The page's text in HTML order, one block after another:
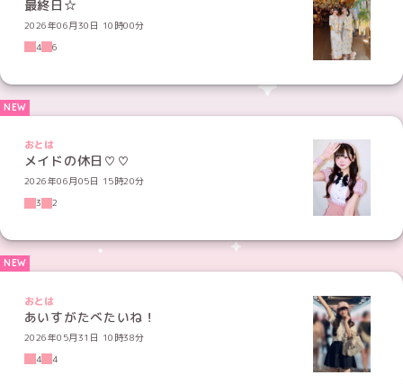
最終日☆
2026年06月30日 10時00分
4
6
おとは
メイドの休日♡♡
2026年06月05日 15時20分
3
2
おとは
あいすがたべたいね！
2026年05月31日 10時38分
4
4